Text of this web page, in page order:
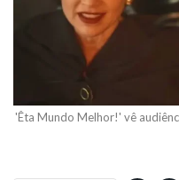
'Êta Mundo Melhor!' vê